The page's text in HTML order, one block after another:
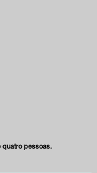
quatro pessoas.